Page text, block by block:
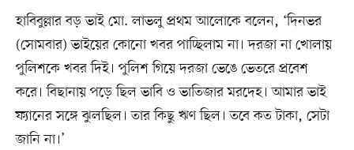
হাবিবুল্লার বড় ভাই মো. লাভলু প্রথম আলোকে বলেন, ‘দিনভর
(সোমবার) ভাইয়ের কোনো খবর পাচ্ছিলাম না। দরজা না খোলায়
পুলিশকে খবর দিই। পুলিশ গিয়ে দরজা ভেঙে ভেতরে প্রবেশ
করে। বিছানায় পড়ে ছিল ভাবি ও ভাতিজার মরদেহ। আমার ভাই
ফ্যানের সঙ্গে ঝুলছিল। তার কিছু ঋণ ছিল। তবে কত টাকা, সেটা
জানি না।’